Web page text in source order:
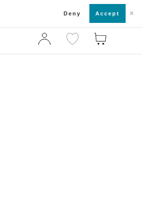
店舗一覧・来店予約
Deny Accept ×